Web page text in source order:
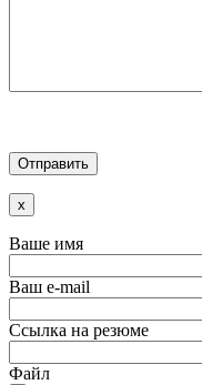
x
Ваше имя
Ваш e-mail
Ссылка на резюме
Файл